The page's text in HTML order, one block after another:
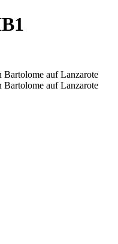
Bartolome auf Lanzarote
Bartolome auf Lanzarote